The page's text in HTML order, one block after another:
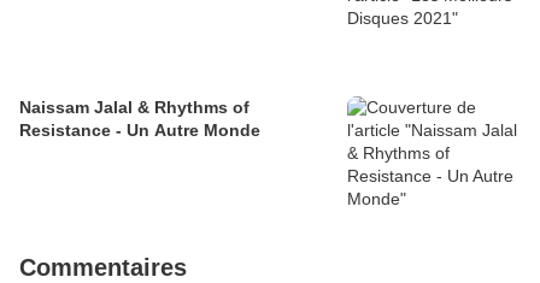
Naissam Jalal & Rhythms of
Resistance - Un Autre Monde
Commentaires